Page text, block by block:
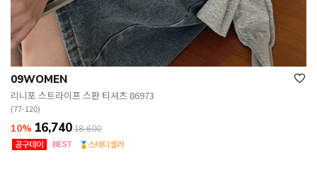
09WOMEN
리니포 스트라이프 스판 티셔츠 86973
(77-120)
10% 16,740 18,600